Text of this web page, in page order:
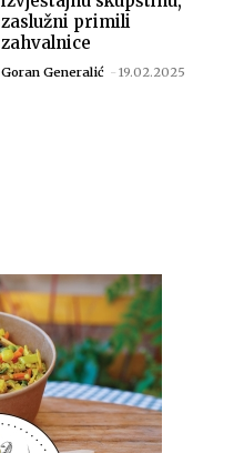
zaslužni primili
zahvalnice
Goran Generalić - 19.02.2025